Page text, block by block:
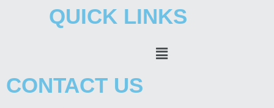
QUICK LINKS
Menu
CONTACT US